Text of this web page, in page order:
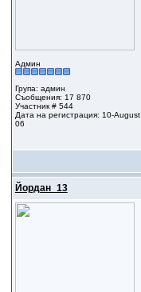
Админ
Група: админ
Съобщения: 17 870
Участник # 544
Дата на регистрация: 10-August
06
Йордан_13